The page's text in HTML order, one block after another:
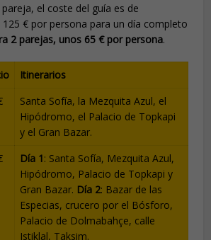
el coste del guía es de
€ por persona para un día completo
2 parejas, unos 65 € por persona.
Itinerarios
Santa Sofía, la Mezquita Azul, el
Hipódromo, el Palacio de Topkapi
y el Gran Bazar.
Día 1: Santa Sofía, Mezquita Azul,
Hipódromo, Palacio de Topkapi y
Gran Bazar. Día 2: Bazar de las
Especias, crucero por el Bósforo,
Palacio de Dolmabahçe, calle
Istiklal, Taksim.